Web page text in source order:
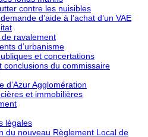
contre les nuisibles
d’aide à l’achat d’un VAE
ravalement
d’urbanisme
et concertations
conclusions du commissaire
d’Azur Agglomération
et immobilières
légales
du nouveau Règlement Local de